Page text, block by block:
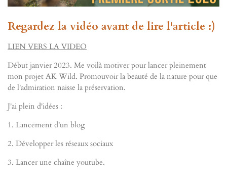
Regardez la vidéo avant de lire l'article :)
LIEN VERS LA VIDEO
Début janvier 2023. Me voilà motiver pour lancer pleinement
mon projet AK Wild. Promouvoir la beauté de la nature pour que
de l'admiration naisse la préservation.
J'ai plein d'idées :
1. Lancement d'un blog
2. Développer les réseaux sociaux
3. Lancer une chaîne youtube.